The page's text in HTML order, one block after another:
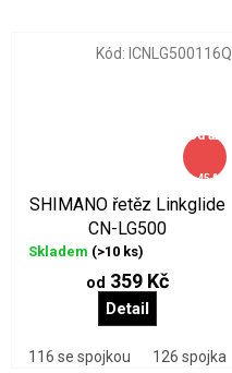
odaž
–45 %
SHIMANO řetěz Linkglide
CN-LG500
Skladem (>10 ks)
od 359 Kč
Detail
116 se spojkou 126 spojka
Kód: ICNLG500116Q